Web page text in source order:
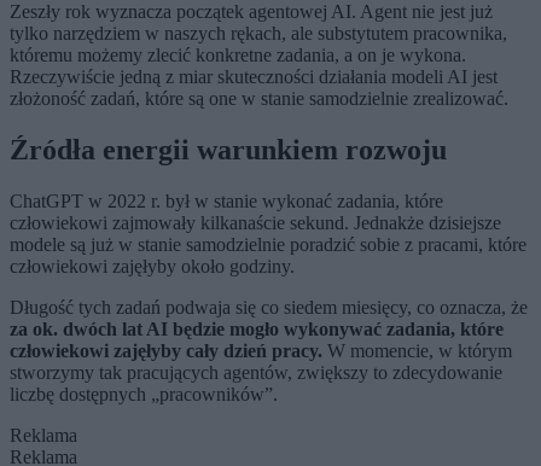
Zeszły rok wyznacza początek agentowej AI. Agent nie jest już
tylko narzędziem w naszych rękach, ale substytutem pracownika,
któremu możemy zlecić konkretne zadania, a on je wykona.
Rzeczywiście jedną z miar skuteczności działania modeli AI jest
złożoność zadań, które są one w stanie samodzielnie zrealizować.
Źródła energii warunkiem rozwoju
ChatGPT w 2022 r. był w stanie wykonać zadania, które
człowiekowi zajmowały kilkanaście sekund. Jednakże dzisiejsze
modele są już w stanie samodzielnie poradzić sobie z pracami, które
człowiekowi zajęłyby około godziny.
Długość tych zadań podwaja się co siedem miesięcy, co oznacza, że
za ok. dwóch lat AI będzie mogło wykonywać zadania, które
człowiekowi zajęłyby cały dzień pracy. W momencie, w którym
stworzymy tak pracujących agentów, zwiększy to zdecydowanie
liczbę dostępnych „pracowników”.
Reklama
Reklama